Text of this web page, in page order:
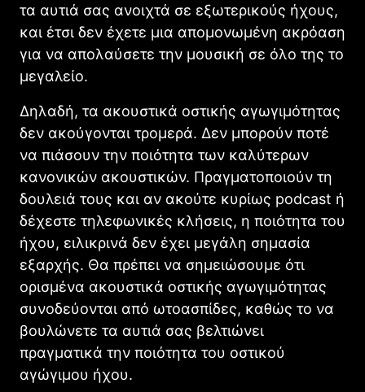
τα αυτιά σας ανοιχτά σε εξωτερικούς ήχους,
και έτσι δεν έχετε μια απομονωμένη ακρόαση
για να απολαύσετε την μουσική σε όλο της το
μεγαλείο.
Δηλαδή, τα ακουστικά οστικής αγωγιμότητας
δεν ακούγονται τρομερά. Δεν μπορούν ποτέ
να πιάσουν την ποιότητα των καλύτερων
κανονικών ακουστικών. Πραγματοποιούν τη
δουλειά τους και αν ακούτε κυρίως podcast ή
δέχεστε τηλεφωνικές κλήσεις, η ποιότητα του
ήχου, ειλικρινά δεν έχει μεγάλη σημασία
εξαρχής. Θα πρέπει να σημειώσουμε ότι
ορισμένα ακουστικά οστικής αγωγιμότητας
συνοδεύονται από ωτοασπίδες, καθώς το να
βουλώνετε τα αυτιά σας βελτιώνει
πραγματικά την ποιότητα του οστικού
αγώγιμου ήχου.